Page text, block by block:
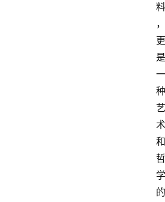
料
，
更
是
一
种
艺
术
和
哲
学
的